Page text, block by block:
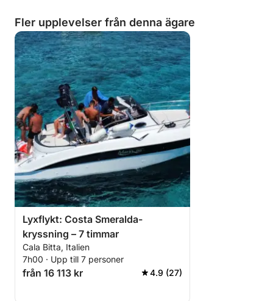
Fler upplevelser från denna ägare
Lyxflykt: Costa Smeralda-
kryssning – 7 timmar
Cala Bitta, Italien
7h00 · Upp till 7 personer
från 16 113 kr 4.9 (27)